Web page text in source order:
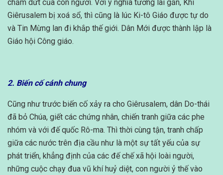
chấm dứt của con người. Với ý nghĩa tương lai gần, Khi
Giêrusalem bị xoá sổ, thì cũng là lúc Ki-tô Giáo được tự do
và Tin Mừng lan đi khắp thế giới. Dân Mới được thành lập là
Giáo hội Công giáo.
2. Biến cố cánh chung
Cũng như trước biến cố xảy ra cho Giêrusalem, dân Do-thái
đã bỏ Chúa, giết các chứng nhân, chiến tranh giữa các phe
nhóm và với đế quốc Rô-ma. Thì thời cùng tận, tranh chấp
giữa các nước trên địa cầu như là một sự tất yếu của sự
phát triển, khẳng định của các đế chế xã hội loài người,
những cuộc chạy đua vũ khí huỷ diệt, con người ỷ thế vào